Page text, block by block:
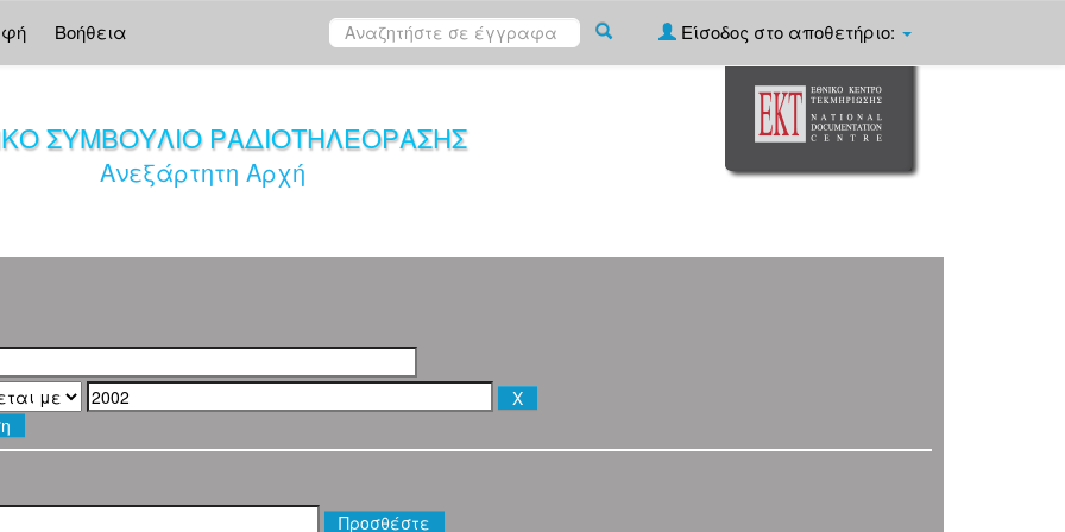
Βοήθεια Είσοδος στο αποθετήριο:
ΣΥΜΒΟΥΛΙΟ ΡΑΔΙΟΤΗΛΕΟΡΑΣΗΣ
Ανεξάρτητη Αρχή